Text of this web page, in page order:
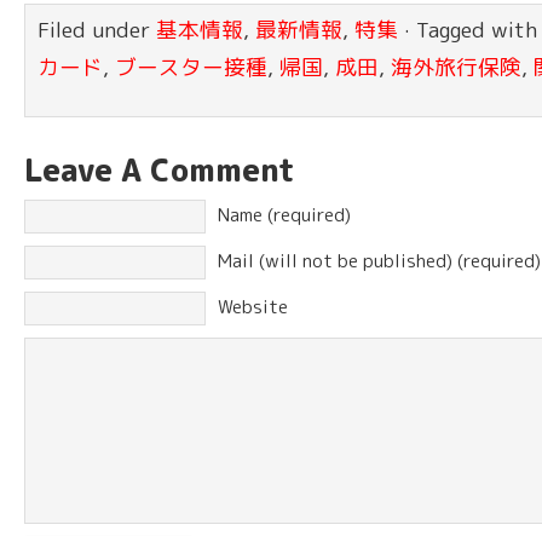
Filed under 基本情報, 最新情報, 特集 · Tagged with
カード, ブースター接種, 帰国, 成田, 海外旅行保険,
Leave A Comment
Name (required)
Mail (will not be published) (required)
Website